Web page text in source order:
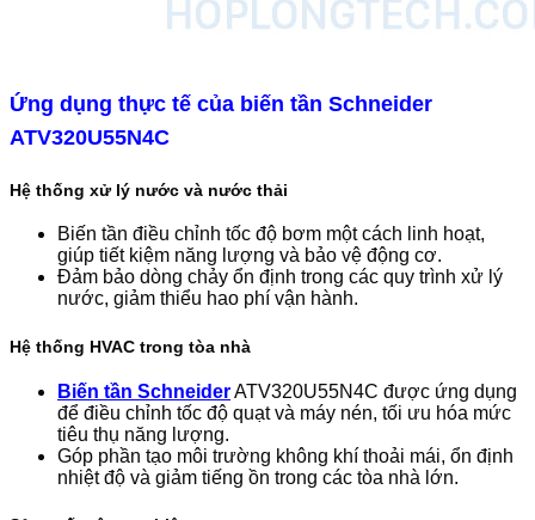
Ứng dụng thực tế của biến tần Schneider
ATV320U55N4C
Hệ thống xử lý nước và nước thải
Biến tần điều chỉnh tốc độ bơm một cách linh hoạt,
giúp tiết kiệm năng lượng và bảo vệ động cơ.
Đảm bảo dòng chảy ổn định trong các quy trình xử lý
nước, giảm thiểu hao phí vận hành.
Hệ thống HVAC trong tòa nhà
Biến tần SchneiderATV320U55N4C được ứng dụng
để điều chỉnh tốc độ quạt và máy nén, tối ưu hóa mức
tiêu thụ năng lượng.
Góp phần tạo môi trường không khí thoải mái, ổn định
nhiệt độ và giảm tiếng ồn trong các tòa nhà lớn.